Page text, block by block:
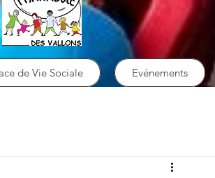
de Vie Sociale Evénements